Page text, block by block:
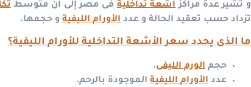
و تشير عدة مراكزأشعة تداخليةفى مصر إلى أن متوسط
تزداد حسب تعقيد الحالة و عدد الأورام الليفية و حجمها.
ما الذى يحدد سعر الأشعة التداخلية للأورام الليفية؟
حجم الورم الليفى.
عدد الأورام الليفية الموجودة بالرحم.